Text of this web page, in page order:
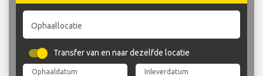
Ophaallocatie
Transfer van en naar dezelfde locatie
Ophaaldatum Inleverdatum